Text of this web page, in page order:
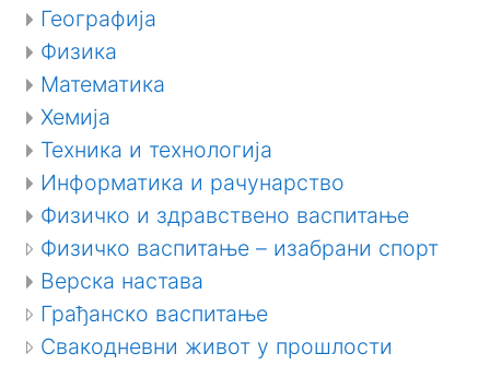
Географија
Физика
Математика
Хемија
Техника и технологија
Информатика и рачунарство
Физичко и здравствено васпитање
Физичко васпитање – изабрани спорт
Верска настава
Грађанско васпитање
Свакодневни живот у прошлости